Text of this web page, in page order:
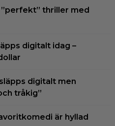
”perfekt” thriller med
digitalt idag –
digitalt men
tråkig”
är hyllad